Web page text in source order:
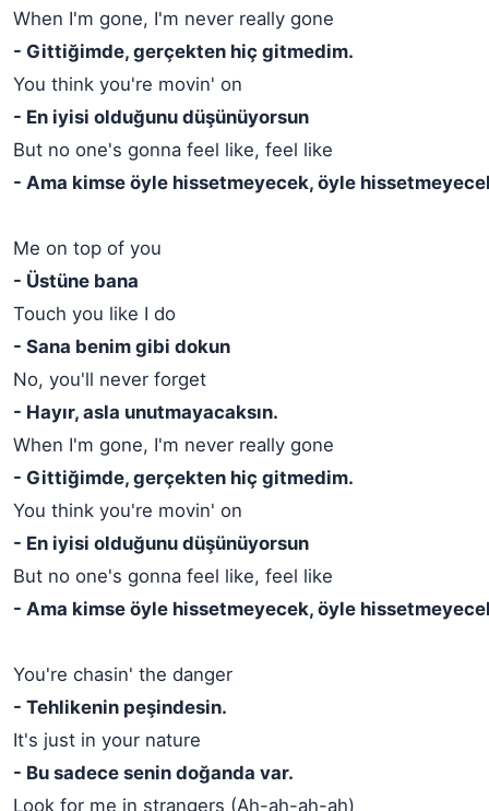
When I'm gone, I'm never really gone
- Gittiğimde, gerçekten hiç gitmedim.
You think you're movin' on
- En iyisi olduğunu düşünüyorsun
But no one's gonna feel like, feel like
- Ama kimse öyle hissetmeyecek, öyle
Me on top of you
- Üstüne bana
Touch you like I do
- Sana benim gibi dokun
No, you'll never forget
- Hayır, asla unutmayacaksın.
When I'm gone, I'm never really gone
- Gittiğimde, gerçekten hiç gitmedim.
You think you're movin' on
- En iyisi olduğunu düşünüyorsun
But no one's gonna feel like, feel like
- Ama kimse öyle hissetmeyecek, öyle
You're chasin' the danger
- Tehlikenin peşindesin.
It's just in your nature
- Bu sadece senin doğanda var.
Look for me in strangers (Ah-ah-ah-ah)